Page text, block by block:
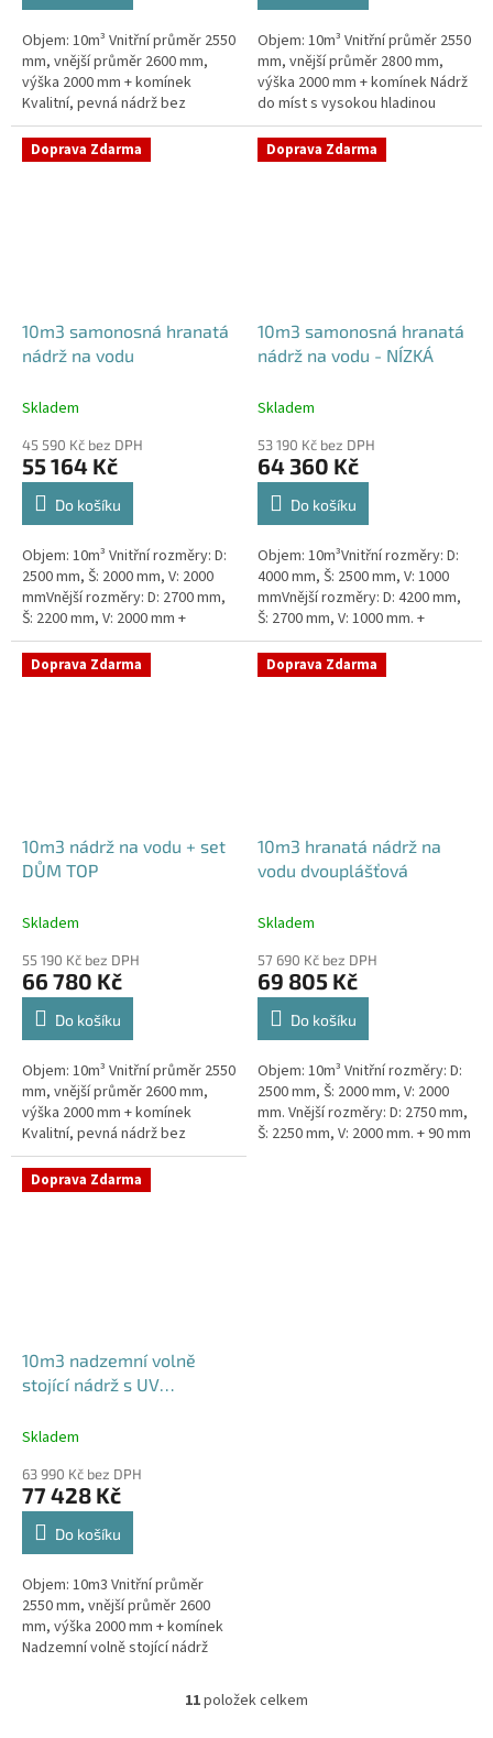
Objem: 10m³ Vnitřní průměr 2550
mm, vnější průměr 2600 mm,
výška 2000 mm + komínek
Kvalitní, pevná nádrž bez
potřeby obetonování.Průměr a
umístění přítoku/ů, odtoku/ů
apod....
Objem: 10m³ Vnitřní průměr 2550
mm, vnější průměr 2800 mm,
výška 2000 mm + komínek Nádrž
do míst s vysokou hladinou
spodní vody - pojízdná Průměr a
umístění přítoku/ů, odtoku/ů...
Doprava Zdarma
10m3 samonosná hranatá
nádrž na vodu
Skladem
45 590 Kč bez DPH
55 164 Kč
Do košíku
Objem: 10m³ Vnitřní rozměry: D:
2500 mm, Š: 2000 mm, V: 2000
mmVnější rozměry: D: 2700 mm,
Š: 2200 mm, V: 2000 mm +
komínek ZÁKLADNÍ VARIANTA
NÁDRŽE - VNĚJŠÍ VYSTUŽENÍ. NA
PŘÁNÍ...
Doprava Zdarma
10m3 samonosná hranatá
nádrž na vodu - NÍZKÁ
Skladem
53 190 Kč bez DPH
64 360 Kč
Do košíku
Objem: 10m³Vnitřní rozměry: D:
4000 mm, Š: 2500 mm, V: 1000
mmVnější rozměry: D: 4200 mm,
Š: 2700 mm, V: 1000 mm. +
komínek Snížené provedení s
výškou těla pouhý 1m! Kvalitní,...
Doprava Zdarma
10m3 nádrž na vodu + set
DŮM TOP
Skladem
55 190 Kč bez DPH
66 780 Kč
Do košíku
Objem: 10m³ Vnitřní průměr 2550
mm, vnější průměr 2600 mm,
výška 2000 mm + komínek
Kvalitní, pevná nádrž bez
potřeby obetonování.Průměr a
umístění přítoku/ů, odtoku/ů
apod....
Doprava Zdarma
10m3 hranatá nádrž na
vodu dvouplášťová
Skladem
57 690 Kč bez DPH
69 805 Kč
Do košíku
Objem: 10m³ Vnitřní rozměry: D:
2500 mm, Š: 2000 mm, V: 2000
mm. Vnější rozměry: D: 2750 mm,
Š: 2250 mm, V: 2000 mm. + 90 mm
Doprava Zdarma
10m3 nadzemní volně
stojící nádrž s UV
Skladem
63 990 Kč bez DPH
77 428 Kč
Do košíku
Objem: 10m3 Vnitřní průměr
2550 mm, vnější průměr 2600
mm, výška 2000 mm + komínek
Nadzemní volně stojící nádrž
stabilizací.Průměr a umístění...
O
11položek celkem